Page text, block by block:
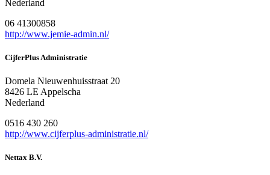
Nederland
06 41300858
http://www.jemie-admin.nl/
CijferPlus Administratie
Domela Nieuwenhuisstraat 20
8426 LE Appelscha
Nederland
0516 430 260
http://www.cijferplus-administratie.nl/
Nettax B.V.